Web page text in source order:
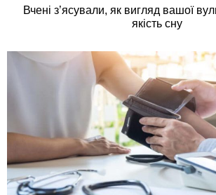
Вчені з’ясували, як вигляд вашої
якість сну